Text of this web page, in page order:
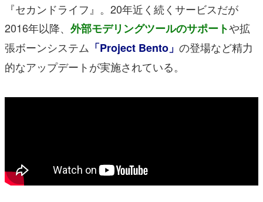
『セカンドライフ』。20年近く続くサービスだが
2016年以降、 外部モデリングツールのサポートや拡
張ボーンシステム 「Project Bento」 の登場など精力
的なアップデートが実施されている。